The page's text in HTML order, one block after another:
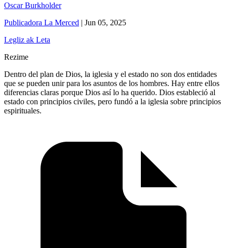
Oscar Burkholder
Publicadora La Merced | Jun 05, 2025
Legliz ak Leta
Rezime
Dentro del plan de Dios, la iglesia y el estado no son dos entidades
que se pueden unir para los asuntos de los hombres. Hay entre ellos
diferencias claras porque Dios así lo ha querido. Dios estableció al
estado con principios civiles, pero fundó a la iglesia sobre principios
espirituales.